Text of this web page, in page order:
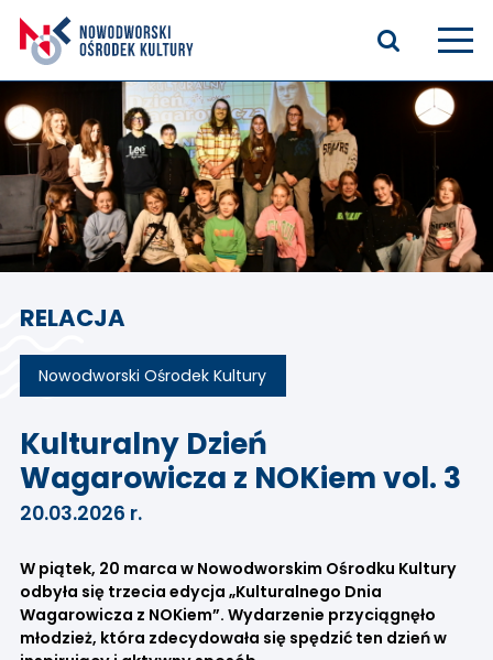
Aktualności
Kasyno Oficerskie
Kino
Bilety
Zajęcia stałe
Kontakt
RELACJA
Nowodworski Ośrodek Kultury
Kulturalny Dzień
Wagarowicza z NOKiem vol. 3
20.03.2026 r.
W piątek, 20 marca w Nowodworskim Ośrodku Kultury
odbyła się trzecia edycja „Kulturalnego Dnia
Wagarowicza z NOKiem”. Wydarzenie przyciągnęło
młodzież, która zdecydowała się spędzić ten dzień w